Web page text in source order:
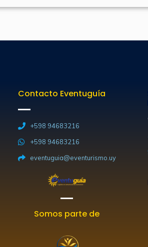
Contacto Eventuguía
+598 94683216
+598 94683216
eventuguia@eventurismo.uy
Somos parte de